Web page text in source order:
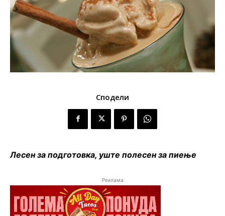
Сподели
Лесен за подготовка, уште полесен за пиење
Реклама